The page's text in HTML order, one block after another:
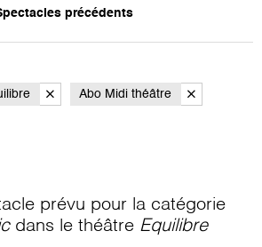
précédents
Abo Midi théâtre
prévu pour la catégorie
dans le théâtre Equilibre